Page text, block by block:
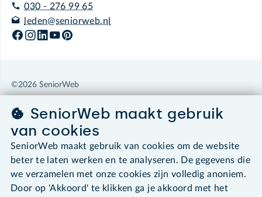
030 - 276 99 65
leden@seniorweb.nl
©2026 SeniorWeb
Algemene voorwaarden
Cookies en cookie-instellingen
Disclaimer
Privacybeleid
About SeniorWeb
SeniorWeb maakt gebruik
van cookies
SeniorWeb maakt gebruik van cookies om de website
beter te laten werken en te analyseren. De gegevens die
we verzamelen met onze cookies zijn volledig anoniem.
Door op 'Akkoord' te klikken ga je akkoord met het